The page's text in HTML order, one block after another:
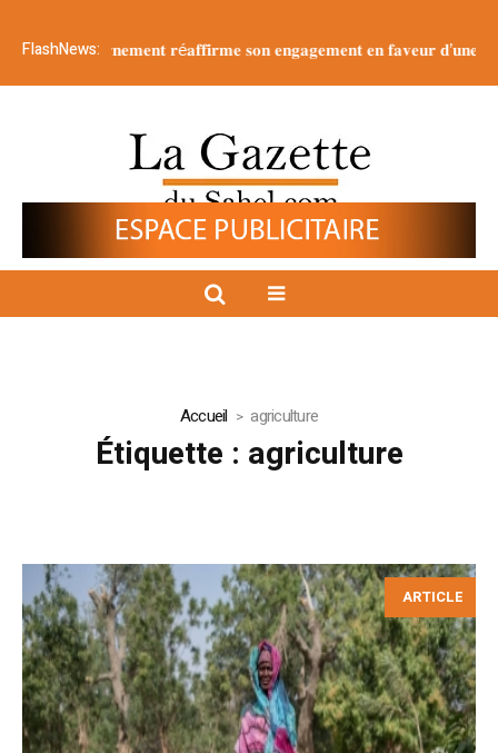
FlashNews:
g𝐨𝐮𝐯𝐞𝐫𝐧𝐞𝐦𝐞𝐧𝐭 𝐫é𝐚𝐟𝐟𝐢𝐫𝐦𝐞 𝐬𝐨𝐧 𝐞𝐧𝐠𝐚𝐠𝐞𝐦𝐞𝐧𝐭 𝐞𝐧 𝐟𝐚𝐯𝐞𝐮𝐫 𝐝’𝐮𝐧𝐞 𝐣𝐞𝐮𝐧𝐞𝐬𝐬𝐞
Accueil agriculture
Étiquette : agriculture
ARTICLE